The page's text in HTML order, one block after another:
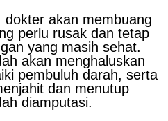
akan membuang
perlu rusak dan tetap
yang masih sehat.
akan menghaluskan
pembuluh darah, serta
dan menutup
diamputasi.